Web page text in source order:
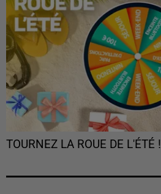
TOURNEZ LA ROUE DE L'ÉTÉ !